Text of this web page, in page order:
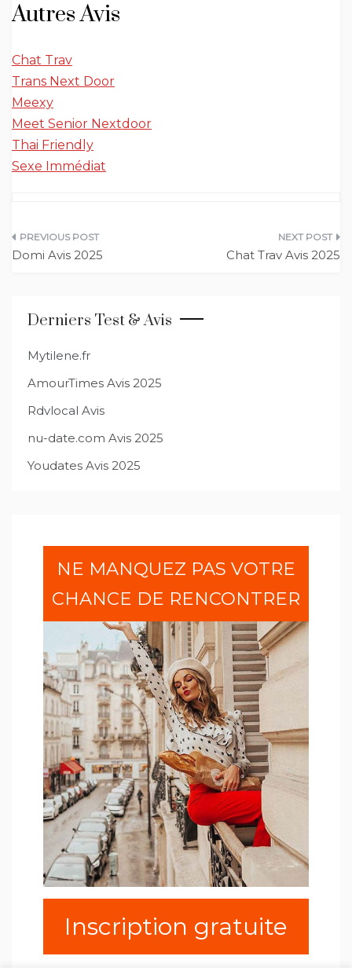
Autres Avis
Chat Trav
Trans Next Door
Meexy
Meet Senior Nextdoor
Thai Friendly
Sexe Immédiat
Navigation
Domi Avis 2025 Chat Trav Avis 2025
Derniers Test & Avis
Mytilene.fr
AmourTimes Avis 2025
Rdvlocal Avis
nu-date.com Avis 2025
Youdates Avis 2025
NE MANQUEZ PAS VOTRE
CHANCE DE RENCONTRER
Inscription gratuite